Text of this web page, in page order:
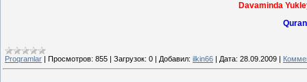
Davaminda
Proqramlar | Просмотров: 855 | Загрузок: 0 | Добавил: ilkin66 | Дата: 28.09.2009 |